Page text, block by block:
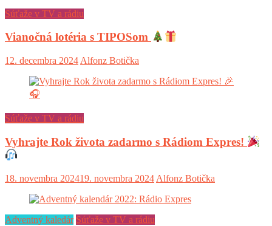
Súťaže v TV a rádiu
Vianočná lotéria s TIPOSom
12. decembra 2024 Alfonz Botička
Súťaže v TV a rádiu
Vyhrajte Rok života zadarmo s Rádiom Expres!
18. novembra 202419. novembra 2024Alfonz Botička
Adventný kaledár Súťaže v TV a rádiu